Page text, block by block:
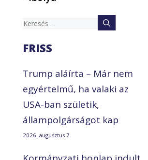
Keresés:
FRISS
Trump aláírta – Már nem
egyértelmű, ha valaki az
USA-ban születik,
állampolgárságot kap
2026. augusztus 7.